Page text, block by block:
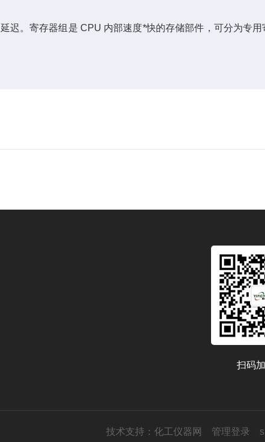
。寄存器组是 CPU 内部速度*快的存储部件，可分为专用
扫码
技术支持： 化工仪器网 管理登录